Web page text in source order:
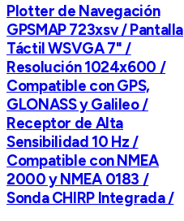
Plotter de Navegación
GPSMAP 723xsv / Pantalla
Táctil WSVGA 7" /
Resolución 1024x600 /
Compatible con GPS,
GLONASS y Galileo /
Receptor de Alta
Sensibilidad 10 Hz /
Compatible con NMEA
2000 y NMEA 0183 /
Sonda CHIRP Integrada /